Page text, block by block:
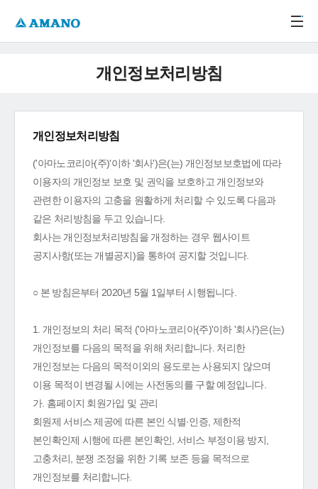
개인정보처리방침
개인정보처리방침
('아마노코리아(주)'이하 '회사')은(는) 개인정보보호법에 따라
이용자의 개인정보 보호 및 권익을 보호하고 개인정보와
관련한 이용자의 고충을 원활하게 처리할 수 있도록 다음과
같은 처리방침을 두고 있습니다.
회사는 개인정보처리방침을 개정하는 경우 웹사이트
공지사항(또는 개별공지)을 통하여 공지할 것입니다.
○ 본 방침은부터 2020년 5월 1일부터 시행됩니다.
1. 개인정보의 처리 목적 ('아마노코리아(주)'이하 '회사')은(는)
개인정보를 다음의 목적을 위해 처리합니다. 처리한
개인정보는 다음의 목적이외의 용도로는 사용되지 않으며
이용 목적이 변경될 시에는 사전동의를 구할 예정입니다.
가. 홈페이지 회원가입 및 관리
회원제 서비스 제공에 따른 본인 식별·인증, 제한적
본인확인제 시행에 따른 본인확인, 서비스 부정이용 방지,
고충처리, 분쟁 조정을 위한 기록 보존 등을 목적으로
개인정보를 처리합니다.